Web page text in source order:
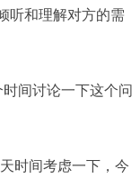
听和理解对方的需
间讨论一下这个问
时间考虑一下，今